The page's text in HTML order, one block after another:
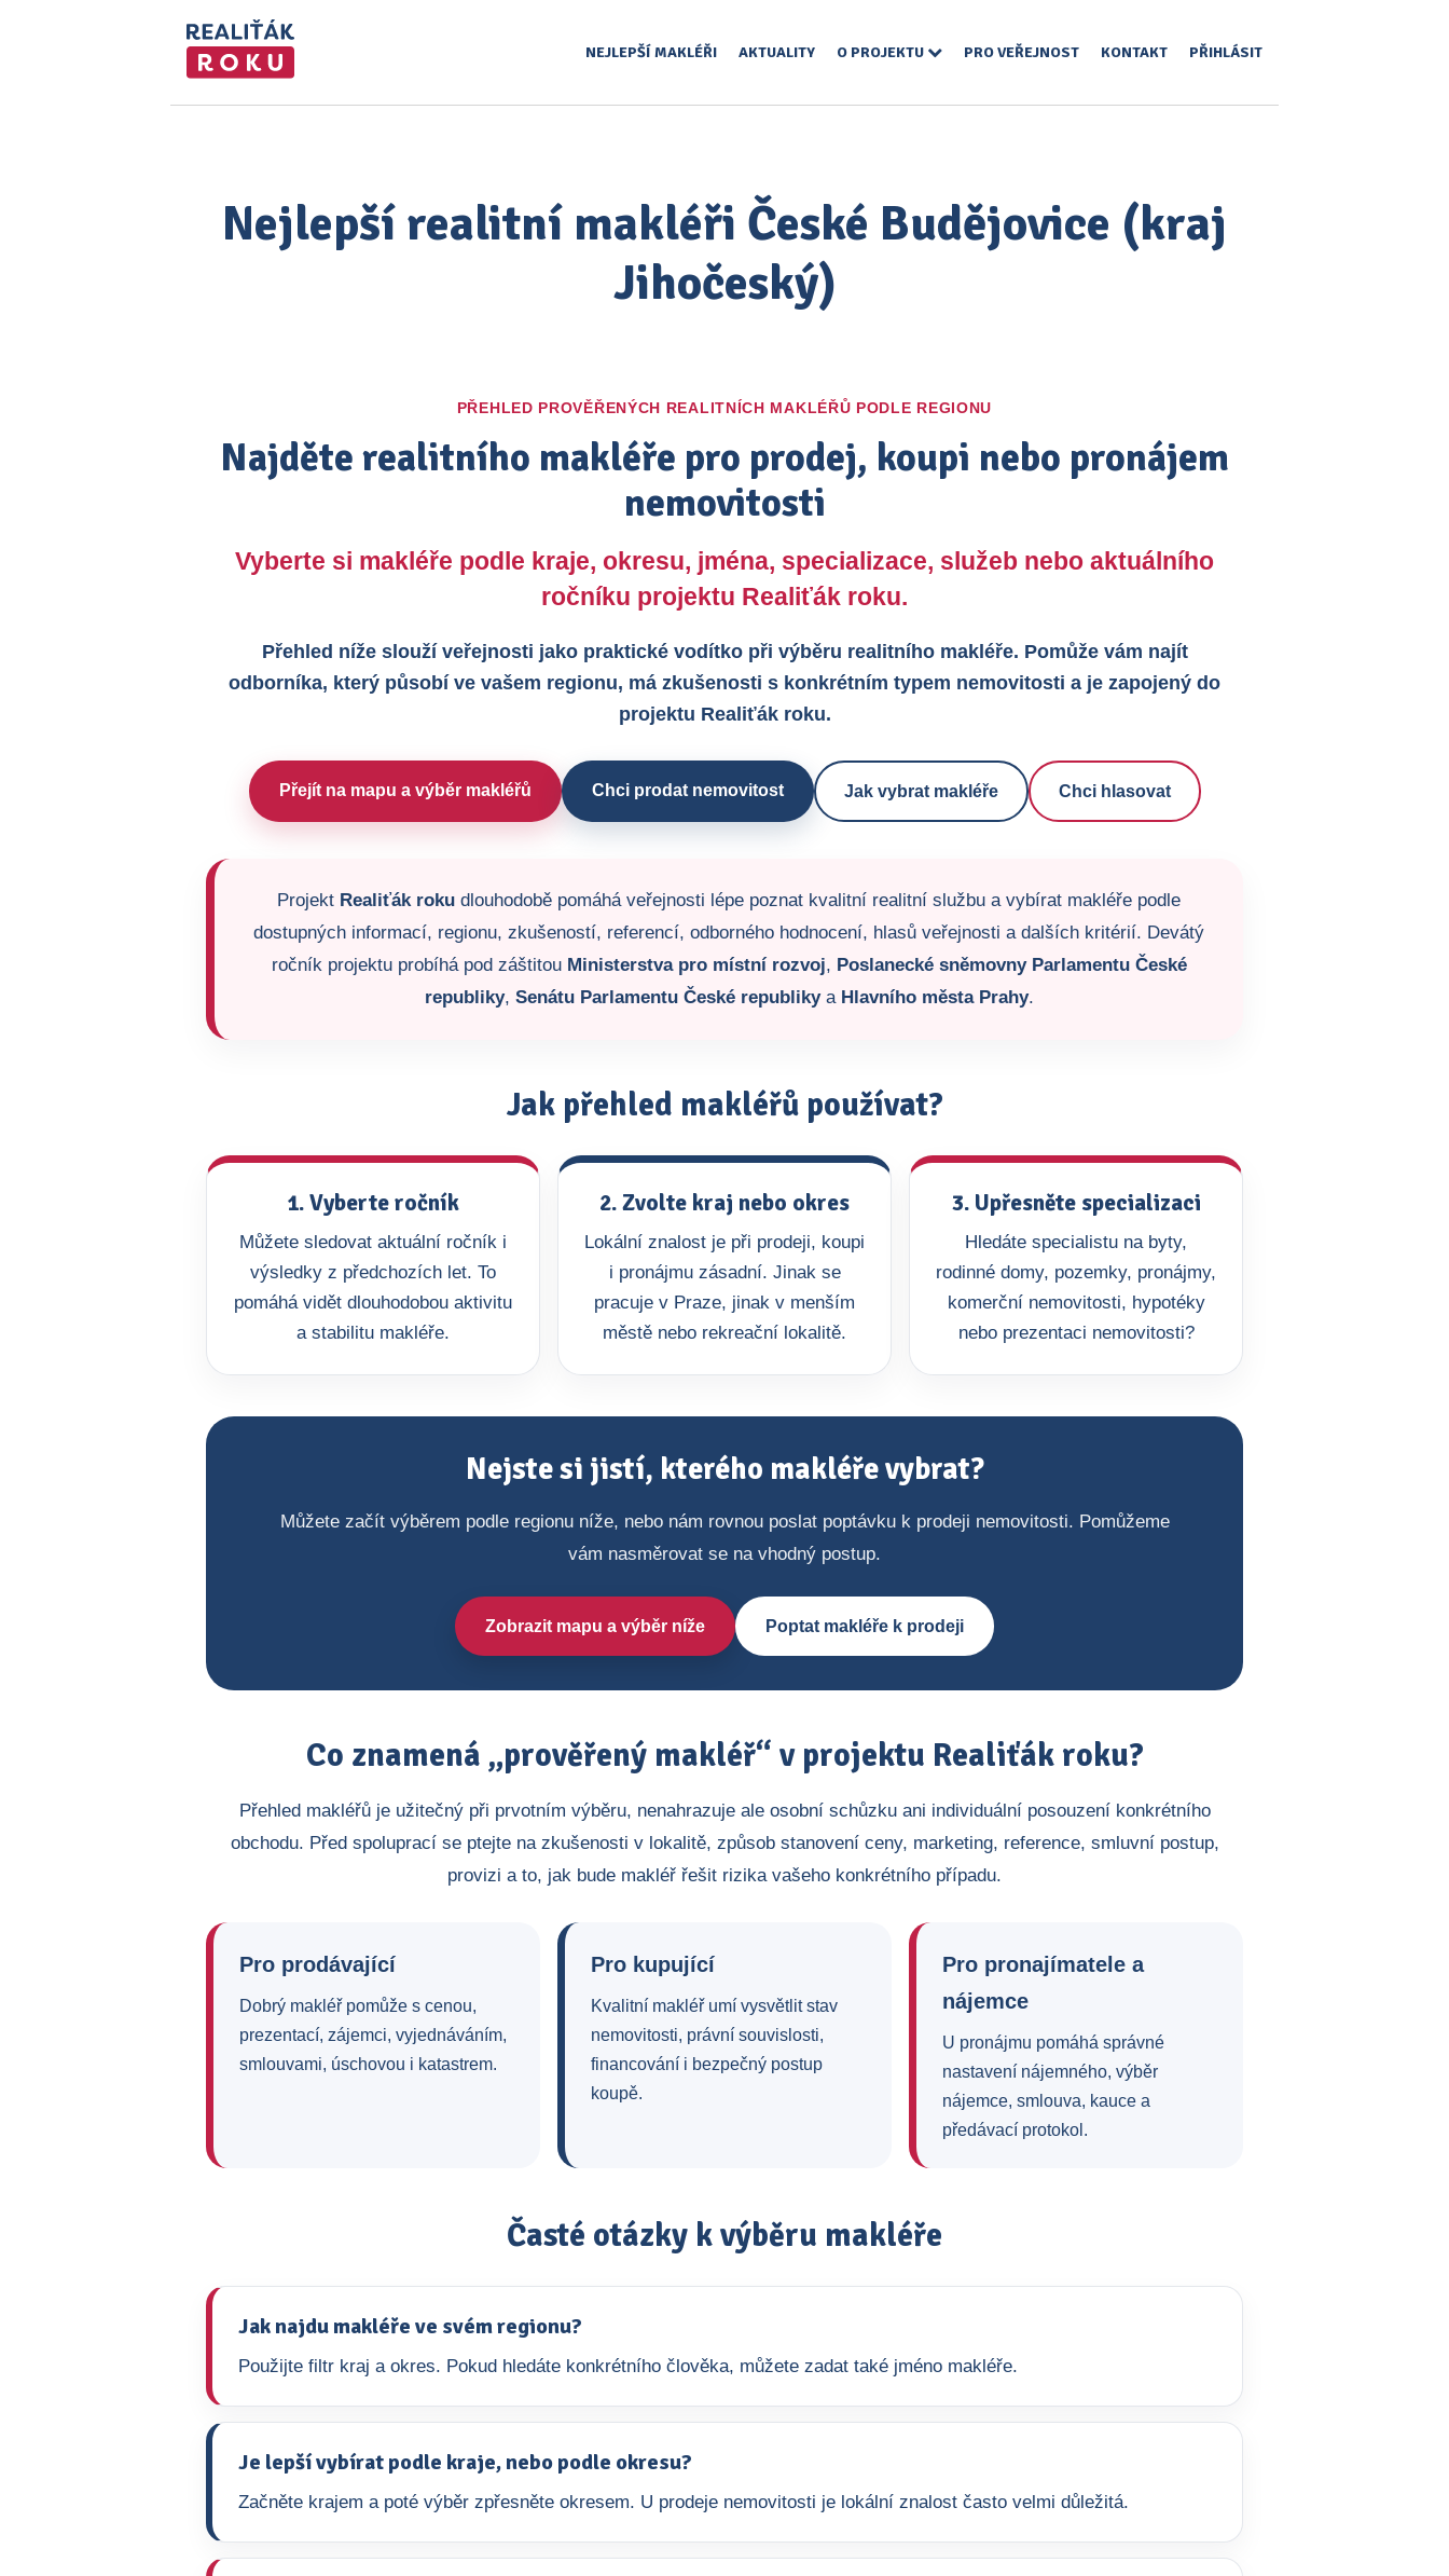
NEJLEPŠÍ MAKLÉŘI AKTUALITY O PROJEKTU PRO VEŘEJNOST KONTAKT PŘIHLÁSIT
Nejlepší realitní makléři České Budějovice (kraj
Jihočeský)
PŘEHLED PROVĚŘENÝCH REALITNÍCH MAKLÉŘŮ PODLE REGIONU
Najděte realitního makléře pro prodej, koupi nebo pronájem
nemovitosti
Vyberte si makléře podle kraje, okresu, jména, specializace, služeb nebo aktuálního
ročníku projektu Realiťák roku.
Přehled níže slouží veřejnosti jako praktické vodítko při výběru realitního makléře. Pomůže vám najít
odborníka, který působí ve vašem regionu, má zkušenosti s konkrétním typem nemovitosti a je zapojený do
projektu Realiťák roku.
Přejít na mapu a výběr makléřů Chci prodat nemovitost Jak vybrat makléře Chci hlasovat
Projekt Realiťák roku dlouhodobě pomáhá veřejnosti lépe poznat kvalitní realitní službu a vybírat makléře podle
dostupných informací, regionu, zkušeností, referencí, odborného hodnocení, hlasů veřejnosti a dalších kritérií. Devátý
ročník projektu probíhá pod záštitou Ministerstva pro místní rozvoj, Poslanecké sněmovny Parlamentu České
republiky, Senátu Parlamentu České republikya Hlavního města Prahy.
Jak přehled makléřů používat?
1. Vyberte ročník
Můžete sledovat aktuální ročník i
výsledky z předchozích let. To
pomáhá vidět dlouhodobou aktivitu
a stabilitu makléře.
2. Zvolte kraj nebo okres
Lokální znalost je při prodeji, koupi
i pronájmu zásadní. Jinak se
pracuje v Praze, jinak v menším
městě nebo rekreační lokalitě.
3. Upřesněte specializaci
Hledáte specialistu na byty,
rodinné domy, pozemky, pronájmy,
komerční nemovitosti, hypotéky
nebo prezentaci nemovitosti?
Nejste si jistí, kterého makléře vybrat?
Můžete začít výběrem podle regionu níže, nebo nám rovnou poslat poptávku k prodeji nemovitosti. Pomůžeme
vám nasměrovat se na vhodný postup.
Zobrazit mapu a výběr níže Poptat makléře k prodeji
Co znamená „prověřený makléř“ v projektu Realiťák roku?
Přehled makléřů je užitečný při prvotním výběru, nenahrazuje ale osobní schůzku ani individuální posouzení konkrétního
obchodu. Před spoluprací se ptejte na zkušenosti v lokalitě, způsob stanovení ceny, marketing, reference, smluvní postup,
provizi a to, jak bude makléř řešit rizika vašeho konkrétního případu.
Pro prodávající
Dobrý makléř pomůže s cenou,
prezentací, zájemci, vyjednáváním,
smlouvami, úschovou i katastrem.
Pro kupující
Kvalitní makléř umí vysvětlit stav
nemovitosti, právní souvislosti,
financování i bezpečný postup
koupě.
Pro pronajímatele a
nájemce
U pronájmu pomáhá správné
nastavení nájemného, výběr
nájemce, smlouva, kauce a
předávací protokol.
Časté otázky k výběru makléře
Jak najdu makléře ve svém regionu?
Použijte filtr kraj a okres. Pokud hledáte konkrétního člověka, můžete zadat také jméno makléře.
Je lepší vybírat podle kraje, nebo podle okresu?
Začněte krajem a poté výběr zpřesněte okresem. U prodeje nemovitosti je lokální znalost často velmi důležitá.